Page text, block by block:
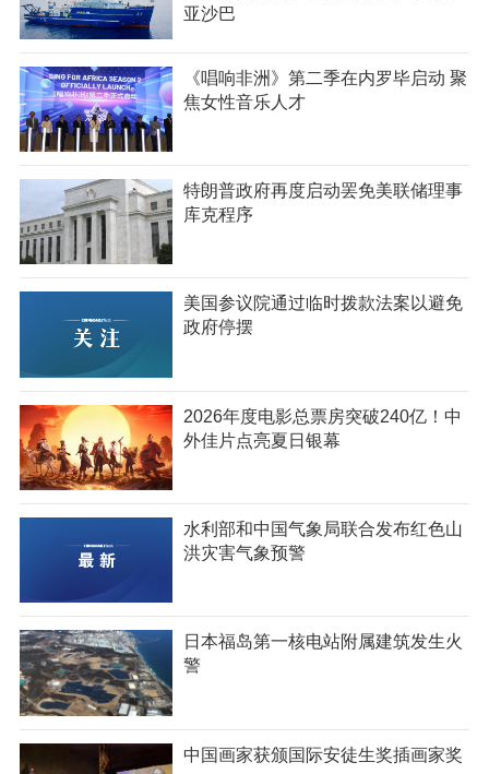
亚沙巴
《唱响非洲》第二季在内罗毕启动 聚
焦女性音乐人才
特朗普政府再度启动罢免美联储理事
库克程序
美国参议院通过临时拨款法案以避免
政府停摆
2026年度电影总票房突破240亿！中
外佳片点亮夏日银幕
水利部和中国气象局联合发布红色山
洪灾害气象预警
日本福岛第一核电站附属建筑发生火
警
中国画家获颁国际安徒生奖插画家奖